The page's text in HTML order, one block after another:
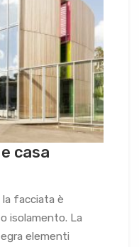
casa
la facciata è
isolamento. La
elementi